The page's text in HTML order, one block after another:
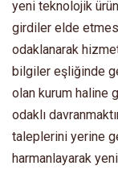
yeni teknolojik
girdiler elde
odaklanarak
bilgiler eşliğinde
olan kurum haline
odaklı
taleplerini yerine
harmanlayarak